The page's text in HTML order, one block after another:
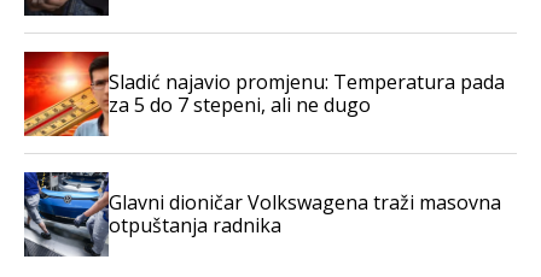
Sladić najavio promjenu: Temperatura pada
za 5 do 7 stepeni, ali ne dugo
Glavni dioničar Volkswagena traži masovna
otpuštanja radnika